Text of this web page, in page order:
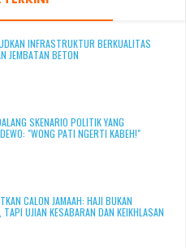
INFRASTRUKTUR BERKUALITAS
JEMBATAN BETON
SKENARIO POLITIK YANG
"WONG PATI NGERTI KABEH!"
CALON JAMAAH: HAJI BUKAN
TAPI UJIAN KESABARAN DAN KEIKHLASAN